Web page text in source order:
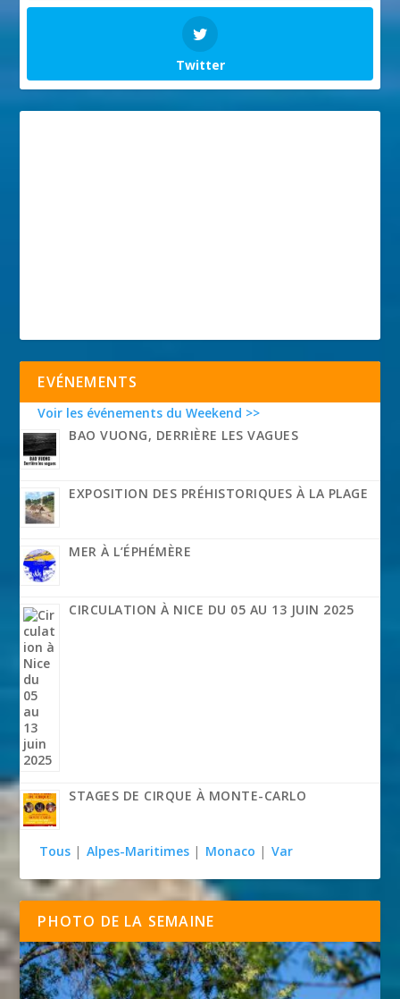
Twitter
EVÉNEMENTS
Voir les événements du Weekend >>
BAO VUONG, DERRIÈRE LES VAGUES
EXPOSITION DES PRÉHISTORIQUES À LA PLAGE
MER À L’ÉPHÉMÈRE
CIRCULATION À NICE DU 05 AU 13 JUIN 2025
STAGES DE CIRQUE À MONTE-CARLO
Tous | Alpes-Maritimes | Monaco | Var
PHOTO DE LA SEMAINE